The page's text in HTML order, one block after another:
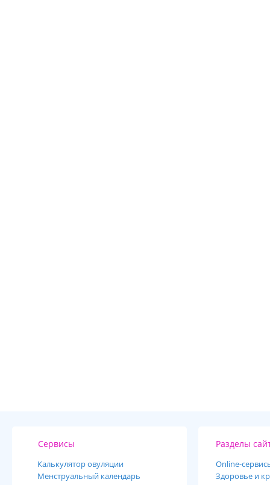
Сервисы
Калькулятор овуляции
Менструальный календарь
Разделы
Online-
Здоровье и